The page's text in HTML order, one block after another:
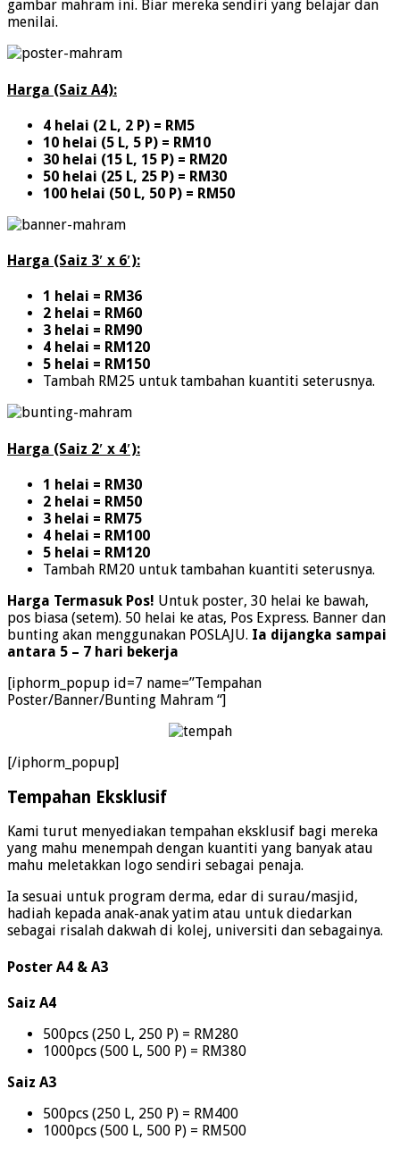
gambar mahram ini. Biar mereka sendiri yang belajar dan
menilai.
Harga (Saiz A4):
4 helai (2 L, 2 P) = RM5
10 helai (5 L, 5 P) = RM10
30 helai (15 L, 15 P) = RM20
50 helai (25 L, 25 P) = RM30
100 helai (50 L, 50 P) = RM50
Harga (Saiz 3′ x 6′):
1 helai = RM36
2 helai = RM60
3 helai = RM90
4 helai = RM120
5 helai = RM150
Tambah RM25 untuk tambahan kuantiti seterusnya.
Harga (Saiz 2′ x 4′):
1 helai = RM30
2 helai = RM50
3 helai = RM75
4 helai = RM100
5 helai = RM120
Tambah RM20 untuk tambahan kuantiti seterusnya.
Harga Termasuk Pos! Untuk poster, 30 helai ke bawah,
pos biasa (setem). 50 helai ke atas, Pos Express. Banner dan
bunting akan menggunakan POSLAJU. Ia dijangka sampai
antara 5 – 7 hari bekerja
[iphorm_popup id=7 name=”Tempahan
Poster/Banner/Bunting Mahram “]
[/iphorm_popup]
Tempahan Eksklusif
Kami turut menyediakan tempahan eksklusif bagi mereka
yang mahu menempah dengan kuantiti yang banyak atau
mahu meletakkan logo sendiri sebagai penaja.
Ia sesuai untuk program derma, edar di surau/masjid,
hadiah kepada anak-anak yatim atau untuk diedarkan
sebagai risalah dakwah di kolej, universiti dan sebagainya.
Poster A4 & A3
Saiz A4
500pcs (250 L, 250 P) = RM280
1000pcs (500 L, 500 P) = RM380
Saiz A3
500pcs (250 L, 250 P) = RM400
1000pcs (500 L, 500 P) = RM500